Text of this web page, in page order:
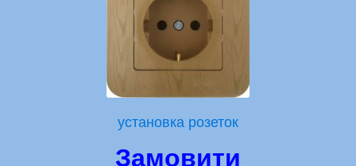
установка розеток
Замовити